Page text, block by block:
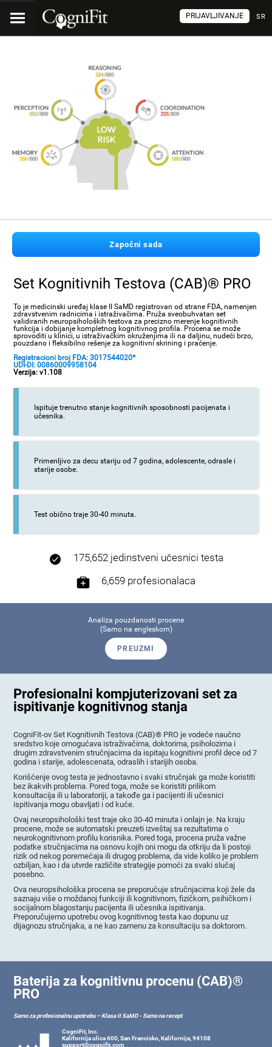
SR
PRIJAVLJIVANJE
Započni sada
Set Kognitivnih Testova (CAB)® PRO
To je medicinski uređaj klase II SaMD registrovan od strane FDA, namenjen
zdravstvenim radnicima i istraživačima. Pruža sveobuhvatan set
validiranih neuropsiholoških testova za precizno merenje kognitivnih
funkcija i dobijanje kompletnog kognitivnog profila. Procena se može
sprovoditi u klinici, u istraživačkim okruženjima ili na daljinu, nudeći brzo,
pouzdano i fleksibilno rešenje za kognitivni skrining i praćenje.
Registracioni broj FDA: 3017544020*
UDI-DI: 00860009958104
Verzija: v1.108
Ispituje trenutno stanje kognitivnih sposobnosti pacijenata i
učesnika.
Primenljivo za decu stariju od 7 godina, adolescente, odrasle i
starije osobe.
Test obično traje 30-40 minuta.
175,652 jedinstveni učesnici testa
6,659 profesionalaca
Analiza pouzdanosti procene
(Samo na engleskom)
PREUZMI
Profesionalni kompjuterizovani set za
ispitivanje kognitivnog stanja
CogniFit-ov Set Kognitivnih Testova (CAB)® PRO je vodeće naučno
sredstvo koje omogućava istraživačima, doktorima, psiholozima i
drugim zdravstvenim stručnjacima da ispitaju kognitivni profil dece od 7
godina i starije, adolescenata, odraslih i starijih osoba.
Korišćenje ovog testa je jednostavno i svaki stručnjak ga može koristiti
bez ikakvih problema. Pored toga, može se koristiti prilikom
konsultacija ili u laboratoriji, a takođe ga i pacijenti ili učesnici
ispitivanja mogu obavljati i od kuće.
Ovaj neuropsihološki test traje oko 30-40 minuta i onlajn je. Na kraju
procene, može se automatski preuzeti izveštaj sa rezultatima o
neurokognitivnom profilu korisnika. Pored toga, procena pruža važne
podatke stručnjacima na osnovu kojih oni mogu da otkriju da li postoji
rizik od nekog poremećaja ili drugog problema, da vide koliko je problem
ozbiljan, kao i da utvrde različite strategije pomoći za svaki slučaj
posebno.
Ova neuropsihološka procena se preporučuje stručnjacima koji žele da
saznaju više o moždanoj funkciji ili kognitivnom, fizičkom, psihičkom i
socijalnom blagostanju pacijenta ili učesnika ispitivanja.
Preporučujemo upotrebu ovog kognitivnog testa kao dopunu uz
dijagnozu stručnjaka, a ne kao zamenu za konsultaciju sa doktorom.
Baterija za kognitivnu procenu (CAB)®
PRO
Samo za profesionalnu upotrebu – Klasa II SaMD - Samo na recept
CogniFit, Inc.
Kalifornija ulica 600, San Francisko, Kalifornija, 94108
support@cognifit.com